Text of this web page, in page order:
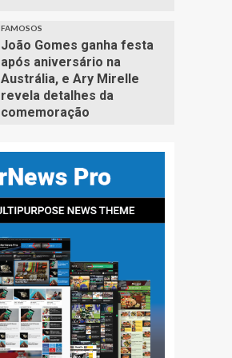
FAMOSOS
João Gomes ganha festa
após aniversário na
Austrália, e Ary Mirelle
revela detalhes da
comemoração